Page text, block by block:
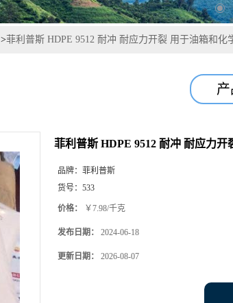
>菲利普斯 HDPE 9512 耐冲 耐应力开裂 用于油箱和化
菲利普斯 HDPE 9512 耐冲 耐应力
品牌： 菲利普斯
货号： 533
价格： ￥7.98/千克
发布日期： 2024-06-18
更新日期： 2026-08-07